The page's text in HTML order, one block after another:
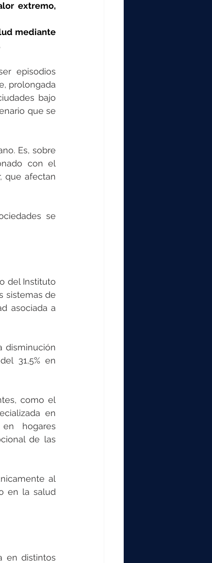
extremo,
mediante
episodios
prolongada
bajo
que se
Es, sobre
con el
que afectan
se
del Instituto
sistemas de
asociada a
disminución
31,5% en
como el
en
hogares
de las
al
en la salud
en distintos